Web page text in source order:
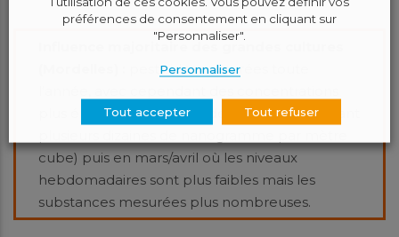
pesticides mesurées toute
plus élevées d’octobre à décembre (atteignant
cube) puis en mars/avril où les niveaux
hebdomadaires sont plus faibles mais les
substances mesurées plus nombreuses.
préférences de consentement en cliquant sur
"Personnaliser".
Personnaliser
Tout accepter Tout refuser